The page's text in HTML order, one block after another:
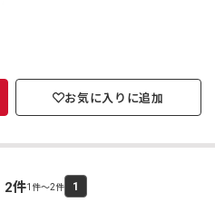
お気に入りに追加
2件1件～2件 1